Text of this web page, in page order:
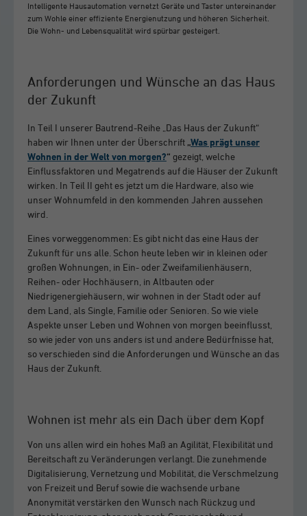
Intelligente Hausautomation vernetzt Geräte und Taster untereinander
zum Wohle einer effiziente Energienutzung und höheren Sicherheit.
Die Wohn- und Lebensqualität wird spürbar gesteigert.
Anforderungen und Wünsche an das Haus
der Zukunft
In Teil I unserer Bautrend-Reihe „Das Haus der Zukunft“
haben wir Ihnen unter der Überschrift „Was prägt unser
Wohnen in der Welt von morgen?“ gezeigt, welche
Einflussfaktoren und Megatrends auf die Häuser der Zukunft
wirken. In Teil II geht es jetzt um die Hardware, also wie
unser Wohnumfeld in den kommenden Jahren aussehen
wird.
Eines vorweggenommen: Es gibt nicht das eine Haus der
Zukunft für uns alle. Schon heute leben wir in kleinen oder
großen Wohnungen, in Ein- oder Zweifamilienhäusern,
Reihen- oder Hochhäusern, in Altbauten oder
Niedrigenergiehäusern, wir wohnen in der Stadt oder auf
dem Land, als Single, Familie oder Senioren. So wie viele
Aspekte unser Leben und Wohnen von morgen beeinflusst,
so wie jeder von uns anders ist und andere Bedürfnisse hat,
so verschieden sind die Anforderungen und Wünsche an das
Haus der Zukunft.
Wohnen ist mehr als ein Dach über dem Kopf
Von uns allen wird ein hohes Maß an Agilität, Flexibilität und
Bereitschaft zu Veränderungen verlangt. Die zunehmende
Digitalisierung, Vernetzung und Mobilität, die Verschmelzung
von Freizeit und Beruf sowie die wachsende urbane
Anonymität verstärken den Wunsch nach Rückzug und